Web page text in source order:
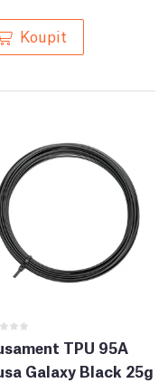
Koupit
TPU 95A
Galaxy Black 25g